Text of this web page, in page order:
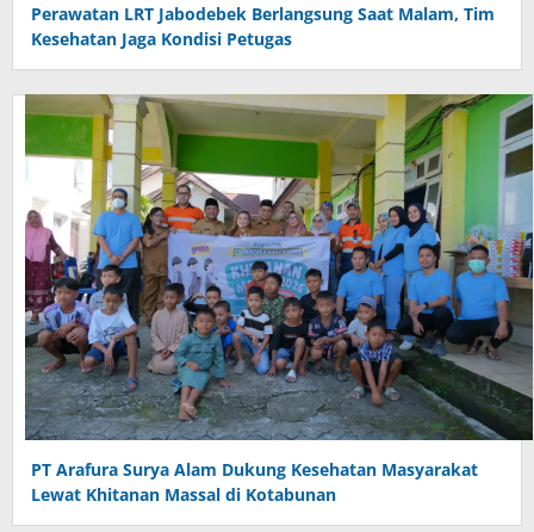
Perawatan LRT Jabodebek Berlangsung Saat Malam, Tim
Kesehatan Jaga Kondisi Petugas
PT Arafura Surya Alam Dukung Kesehatan Masyarakat
Lewat Khitanan Massal di Kotabunan